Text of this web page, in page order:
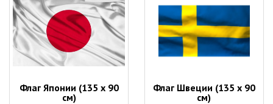
Флаг Японии (135 х 90
см)
Флаг Швеции (135 х 90
см)